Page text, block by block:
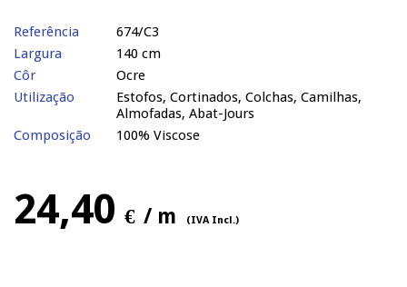
Referência
674/C3
Largura
140 cm
Côr
Ocre
Utilização
Estofos, Cortinados, Colchas, Camilhas,
Almofadas, Abat-Jours
Composição
100% Viscose
24,40 € / m (IVA Incl.)